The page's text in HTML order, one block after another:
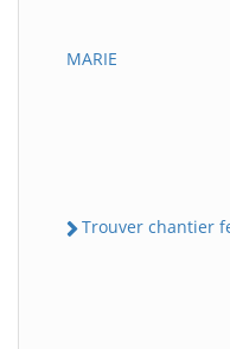
MARIE
Trouver chantier